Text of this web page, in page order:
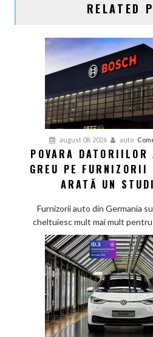
RELATED
august 08, 2026 auto
POVARA
GREU PE FURNIZORII
ARATĂ UN
Furnizorii auto din Germania
cheltuiesc mult mai mult pentru